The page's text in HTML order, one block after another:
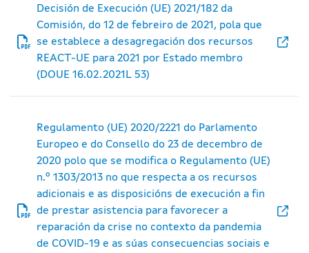
Decisión de Execución (UE) 2021/182 da
Comisión, do 12 de febreiro de 2021, pola que
se establece a desagregación dos recursos
REACT-UE para 2021 por Estado membro
(DOUE 16.02.2021L 53)
Regulamento (UE) 2020/2221 do Parlamento
Europeo e do Consello do 23 de decembro de
2020 polo que se modifica o Regulamento (UE)
n.º 1303/2013 no que respecta a os recursos
adicionais e as disposicións de execución a fin
de prestar asistencia para favorecer a
reparación da crise no contexto da pandemia
de COVID-19 e as súas consecuencias sociais e